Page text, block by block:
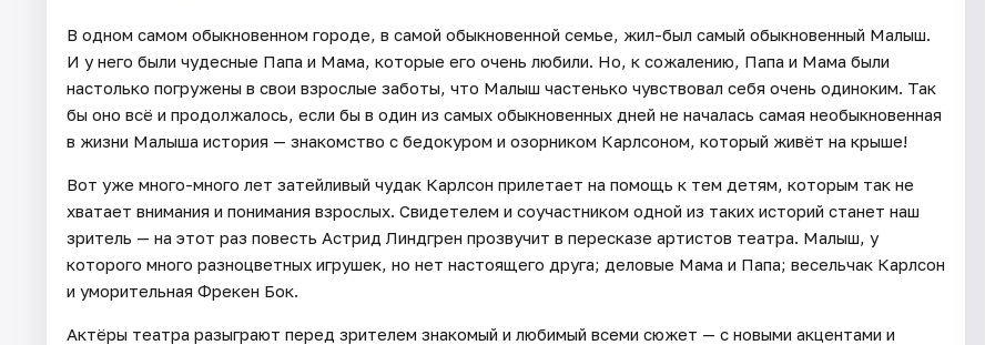
В одном самом обыкновенном городе, в самой обыкновенной семье, жил-был самый обыкновенный Малыш.
И у него были чудесные Папа и Мама, которые его очень любили. Но, к сожалению, Папа и Мама были
настолько погружены в свои взрослые заботы, что Малыш частенько чувствовал себя очень одиноким. Так
бы оно всё и продолжалось, если бы в один из самых обыкновенных дней не началась самая необыкновенная
в жизни Малыша история — знакомство с бедокуром и озорником Карлсоном, который живёт на крыше!
Вот уже много-много лет затейливый чудак Карлсон прилетает на помощь к тем детям, которым так не
хватает внимания и понимания взрослых. Свидетелем и соучастником одной из таких историй станет наш
зритель — на этот раз повесть Астрид Линдгрен прозвучит в пересказе артистов театра. Малыш, у
которого много разноцветных игрушек, но нет настоящего друга; деловые Мама и Папа; весельчак Карлсон
и уморительная Фрекен Бок.
Актёры театра разыграют перед зрителем знакомый и любимый всеми сюжет — с новыми акцентами и